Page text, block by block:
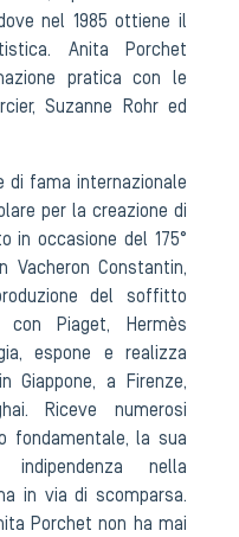
nel 1985 ottiene il
Anita Porchet
pratica con le
Suzanne Rohr ed
di fama internazionale
per la creazione di
in occasione del 175°
Vacheron Constantin,
del soffitto
con Piaget, Hermès
espone e realizza
Giappone, a Firenze,
Riceve numerosi
fondamentale, la sua
nella
in via di scomparsa.
Porchet non ha mai